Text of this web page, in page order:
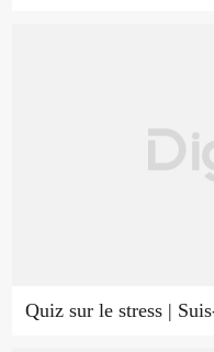
Quiz sur le stress |